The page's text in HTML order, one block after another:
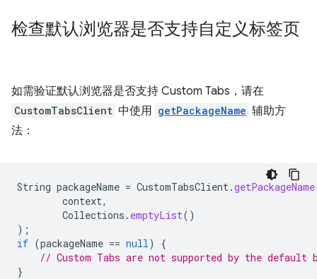
检查默认浏览器是否支持自定义标签页
如需验证默认浏览器是否支持 Custom Tabs，请在
CustomTabsClient 中使用 getPackageName 辅助方
法：
String packageName = CustomTabsClient.getPackageName
context,
Collections . emptyList()
);
if (packageName == null)
{
// Custom Tabs are not supported by the default
}